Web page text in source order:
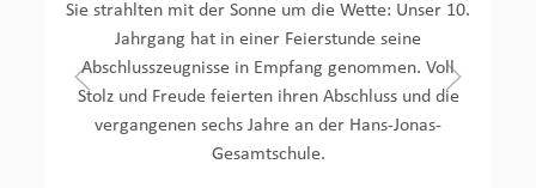
Sie strahlten mit der Sonne um die Wette: Unser 10.
Jahrgang hat in einer Feierstunde seine
Abschlusszeugnisse in Empfang genommen. Voll
Stolz und Freude feierten ihren Abschluss und die
vergangenen sechs Jahre an der Hans-Jonas-
Gesamtschule.